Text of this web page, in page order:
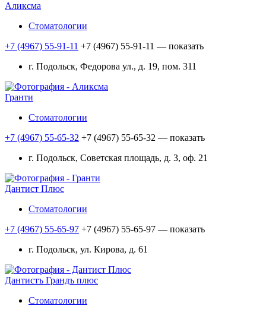
Аликсма
Стоматологии
+7 (4967) 55-91-11 +7 (4967) 55-91-11 — показать
г. Подольск, Федорова ул., д. 19, пом. 311
Гранти
Стоматологии
+7 (4967) 55-65-32 +7 (4967) 55-65-32 — показать
г. Подольск, Советская площадь, д. 3, оф. 21
Дантист Плюс
Стоматологии
+7 (4967) 55-65-97 +7 (4967) 55-65-97 — показать
г. Подольск, ул. Кирова, д. 61
Дантистъ Грандъ плюс
Стоматологии